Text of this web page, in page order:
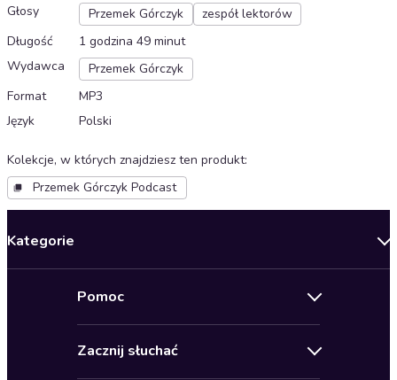
Głosy
Przemek Górczyk
zespół lektorów
Długość
1 godzina 49 minut
Wydawca
Przemek Górczyk
Format
MP3
Język
Polski
Kolekcje, w których znajdziesz ten produkt:
Przemek Górczyk Podcast
Kategorie
Pomoc
Pomoc
Zacznij słuchać